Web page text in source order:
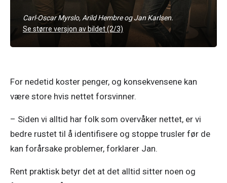
Carl-Oscar Myrslo, Arild Hembre og Jan Karlsen.
Se større versjon av bildet (2/3)
For nedetid koster penger, og konsekvensene kan
være store hvis nettet forsvinner.
– Siden vi alltid har folk som overvåker nettet, er vi
bedre rustet til å identifisere og stoppe trusler før de
kan forårsake problemer, forklarer Jan.
Rent praktisk betyr det at det alltid sitter noen og